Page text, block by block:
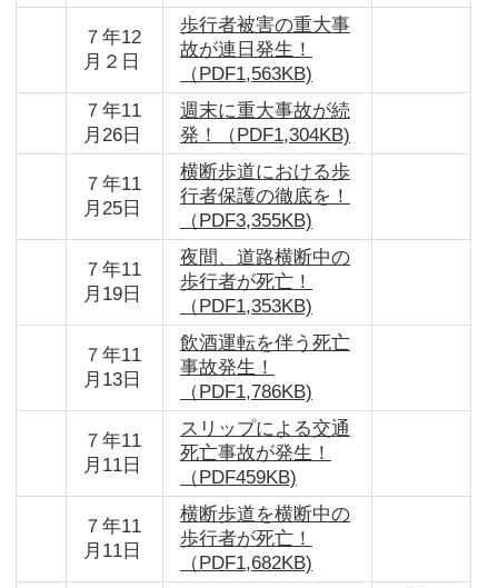
７年12
月２日
歩行者被害の重大事
故が連日発生！
（PDF1,563KB)
７年11
月26日
週末に重大事故が続
発！（PDF1,304KB)
７年11
月25日
横断歩道における歩
行者保護の徹底を！
（PDF3,355KB)
７年11
月19日
夜間、道路横断中の
歩行者が死亡！
（PDF1,353KB)
７年11
月13日
飲酒運転を伴う死亡
事故発生！
（PDF1,786KB)
７年11
月11日
スリップによる交通
死亡事故が発生！
（PDF459KB)
７年11
月11日
横断歩道を横断中の
歩行者が死亡！
（PDF1,682KB)